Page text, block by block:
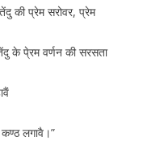
की प्रेम सरोवर, प्रेम
के पे्रम वर्णन की सरसता
लगावै।”